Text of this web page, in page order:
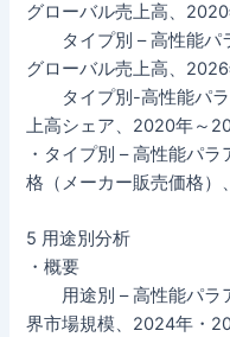
グローバル売上高、
タイプ別 – 高性能パ
グローバル売上高、
タイプ別-高性能パラ
上高シェア、2020年～
・タイプ別 – 高性能パ
格（メーカー販売価格
5 用途別分析
・概要
用途別 – 高性能パラ
界市場規模、2024年・